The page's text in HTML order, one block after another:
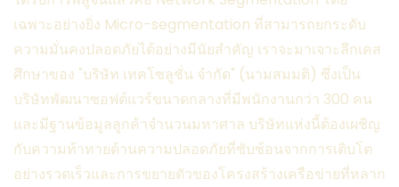
เฉพาะอย่างยิ่ง Micro-segmentation ที่สามารถยกระดับ
ความมั่นคงปลอดภัยได้อย่างมีนัยสำคัญ เราจะมาเจาะลึกเคส
ศึกษาของ "บริษัท เทคโซลูชั่น จำกัด" (นามสมมติ) ซึ่งเป็น
บริษัทพัฒนาซอฟต์แวร์ขนาดกลางที่มีพนักงานกว่า 300 คน
และมีฐานข้อมูลลูกค้าจำนวนมหาศาล บริษัทแห่งนี้ต้องเผชิญ
กับความท้าทายด้านความปลอดภัยที่ซับซ้อนจากการเติบโต
อย่างรวดเร็วและการขยายตัวของโครงสร้างเครือข่ายที่หลาก